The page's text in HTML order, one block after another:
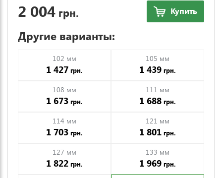
2 004 грн. Купить
Другие варианты:
102 мм
1 427 грн.
105 мм
1 439 грн.
108 мм
1 673 грн.
111 мм
1 688 грн.
114 мм
1 703 грн.
121 мм
1 801 грн.
127 мм
1 822 грн.
133 мм
1 969 грн.